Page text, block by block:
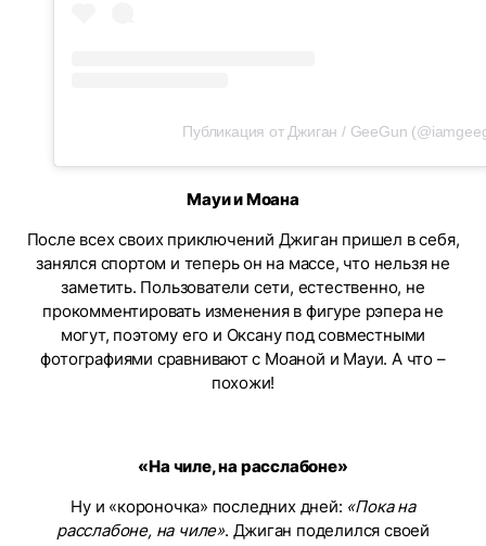
Публикация от Джиган / GeeGun
Мауи и Моана
После всех своих приключений Джиган пришел в себя,
занялся спортом и теперь он на массе, что нельзя не
заметить. Пользователи сети, естественно, не
прокомментировать изменения в фигуре рэпера не
могут, поэтому его и Оксану под совместными
фотографиями сравнивают с Моаной и Мауи. А что –
похожи!
«На чиле, на расслабоне»
Ну и «короночка» последних дней: «Пока на
расслабоне, на чиле». Джиган поделился своей